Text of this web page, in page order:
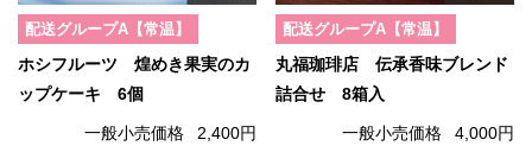
配送グループA【常温】
ホシフルーツ 煌めき果実のカ
ップケーキ 6個
一般小売価格 2,400円
配送グループA【常温】
丸福珈琲店 伝承香味ブレンド
詰合せ 8箱入
一般小売価格 4,000円